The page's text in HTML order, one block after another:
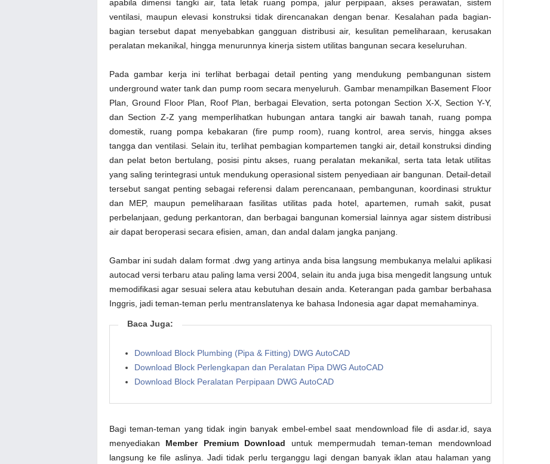
apabila dimensi tangki air, tata letak ruang pompa, jalur perpipaan, akses perawatan, sistem
ventilasi, maupun elevasi konstruksi tidak direncanakan dengan benar. Kesalahan pada bagian-
bagian tersebut dapat menyebabkan gangguan distribusi air, kesulitan pemeliharaan, kerusakan
peralatan mekanikal, hingga menurunnya kinerja sistem utilitas bangunan secara keseluruhan.
Pada gambar kerja ini terlihat berbagai detail penting yang mendukung pembangunan sistem
underground water tank dan pump room secara menyeluruh. Gambar menampilkan Basement Floor
Plan, Ground Floor Plan, Roof Plan, berbagai Elevation, serta potongan Section X-X, Section Y-Y,
dan Section Z-Z yang memperlihatkan hubungan antara tangki air bawah tanah, ruang pompa
domestik, ruang pompa kebakaran (fire pump room), ruang kontrol, area servis, hingga akses
tangga dan ventilasi. Selain itu, terlihat pembagian kompartemen tangki air, detail konstruksi dinding
dan pelat beton bertulang, posisi pintu akses, ruang peralatan mekanikal, serta tata letak utilitas
yang saling terintegrasi untuk mendukung operasional sistem penyediaan air bangunan. Detail-detail
tersebut sangat penting sebagai referensi dalam perencanaan, pembangunan, koordinasi struktur
dan MEP, maupun pemeliharaan fasilitas utilitas pada hotel, apartemen, rumah sakit, pusat
perbelanjaan, gedung perkantoran, dan berbagai bangunan komersial lainnya agar sistem distribusi
air dapat beroperasi secara efisien, aman, dan andal dalam jangka panjang.
Gambar ini sudah dalam format .dwg yang artinya anda bisa langsung membukanya melalui aplikasi
autocad versi terbaru atau paling lama versi 2004, selain itu anda juga bisa mengedit langsung untuk
memodifikasi agar sesuai selera atau kebutuhan desain anda. Keterangan pada gambar berbahasa
Inggris, jadi teman-teman perlu mentranslatenya ke bahasa Indonesia agar dapat memahaminya.
Baca Juga:
Download Block Plumbing (Pipa & Fitting) DWG AutoCAD
Download Block Perlengkapan dan Peralatan Pipa DWG AutoCAD
Download Block Peralatan Perpipaan DWG AutoCAD
Bagi teman-teman yang tidak ingin banyak embel-embel saat mendownload file di asdar.id, saya
menyediakan Member Premium Download untuk mempermudah teman-teman mendownload
langsung ke file aslinya. Jadi tidak perlu terganggu lagi dengan banyak iklan atau halaman yang